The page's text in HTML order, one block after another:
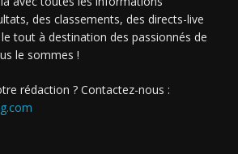
des classements, des directs-live
tout à destination des passionnés de
le sommes !
rédaction ? Contactez-nous :